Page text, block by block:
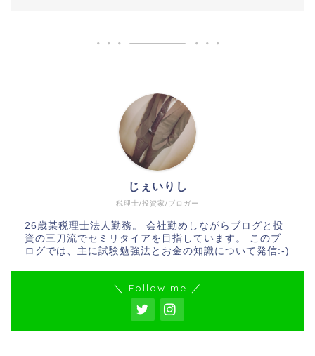
税理士/投資家/ブロガー
じぇいりし
26歳某税理士法人勤務。 会社勤めしながらブログと投
資の三刀流でセミリタイアを目指しています。 このブ
ログでは、主に試験勉強法とお金の知識について発信:-)
＼ Follow me ／